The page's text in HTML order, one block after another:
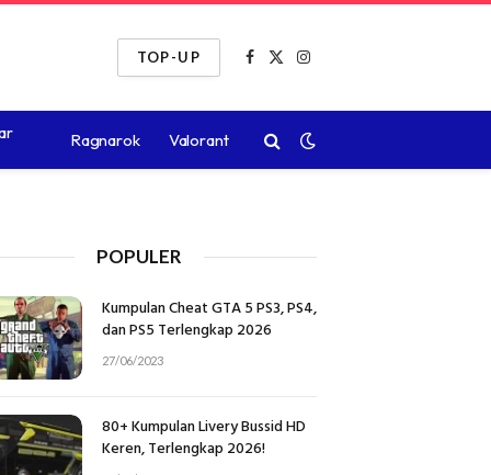
TOP-UP
Facebook
X
Instagram
Ragnarok Valorant
POPULER
Kumpulan Cheat GTA 5 PS3, PS4,
dan PS5 Terlengkap 2026
27/06/2023
80+ Kumpulan Livery Bussid HD
Keren, Terlengkap 2026!